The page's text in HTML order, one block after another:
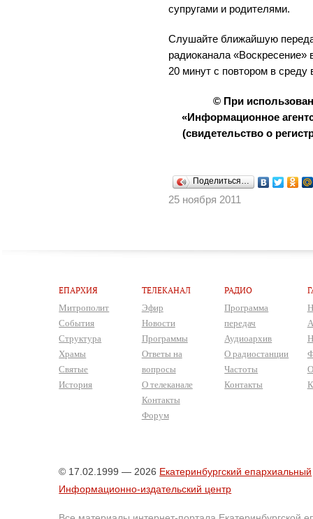
супругами и родителями.
Слушайте ближайшую
радиоканала «Воскресение»
20 минут с повтором в среду
© При
«Информационное
(свидетельство о
Поделиться…
25 ноября 2011
ЕПАРХИЯ
Митрополит
События
Структура
Храмы
Святые
История
ТЕЛЕКАНАЛ
Эфир
Новости
Программы
Ответы на
вопросы
О телеканале
Контакты
Форум
РАДИО
Программа
передач
Аудиоархив
О радиостанции
Частоты
Контакты
© 17.02.1999 — 2026 Екатеринбургский епархиальный
Информационно-издательский центр